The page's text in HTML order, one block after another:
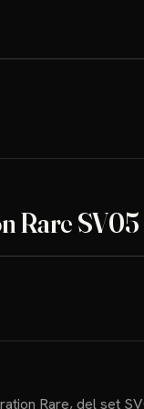
Rare SV05
Rare, del set